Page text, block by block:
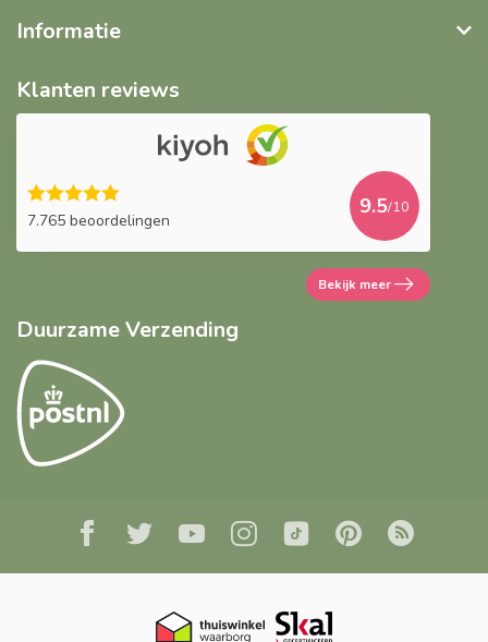
Informatie
Klanten reviews
7.765 beoordelingen
9.5/10
Bekijk meer
Duurzame Verzending